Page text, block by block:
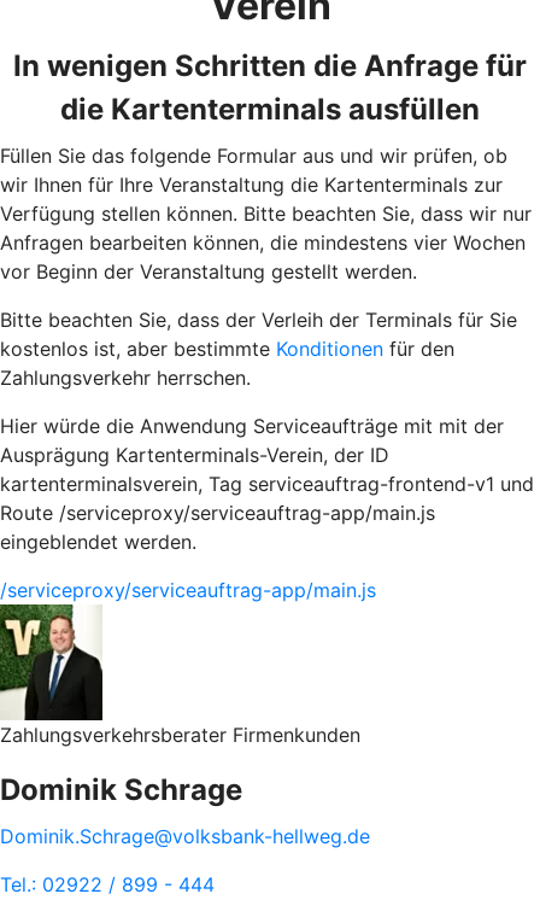
In wenigen Schritten die Anfrage für
die Kartenterminals ausfüllen
Füllen Sie das folgende Formular aus und wir prüfen, ob
wir Ihnen für Ihre Veranstaltung die Kartenterminals zur
Verfügung stellen können. Bitte beachten Sie, dass wir nur
Anfragen bearbeiten können, die mindestens vier Wochen
vor Beginn der Veranstaltung gestellt werden.
Bitte beachten Sie, dass der Verleih der Terminals für Sie
kostenlos ist, aber bestimmte Konditionen für den
Zahlungsverkehr herrschen.
Hier würde die Anwendung Serviceaufträge mit mit der
Ausprägung Kartenterminals-Verein, der ID
kartenterminalsverein, Tag serviceauftrag-frontend-v1 und
Route /serviceproxy/serviceauftrag-app/main.js
eingeblendet werden.
/serviceproxy/serviceauftrag-app/main.js
Zahlungsverkehrsberater Firmenkunden
Dominik Schrage
Dominik.Schrage@volksbank-hellweg.de
Tel.: 02922 / 899 - 444